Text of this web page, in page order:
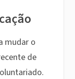
mudar o
de